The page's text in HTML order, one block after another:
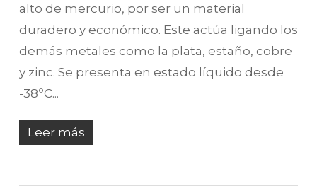
alto de mercurio, por ser un material
duradero y económico. Este actúa ligando los
demás metales como la plata, estaño, cobre
y zinc. Se presenta en estado líquido desde
-38ºC...
Leer más